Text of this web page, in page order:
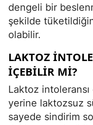
dengeli bir
şekilde
olabilir.
LAKTOZ
IÇEBILIR MI?
Laktoz
yerine laktozsuz
sayede sindirim